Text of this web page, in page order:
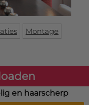
Montage
en haarscherp